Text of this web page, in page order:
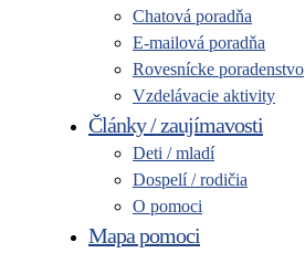
Chatová poradňa
E-mailová poradňa
Rovesnícke poradenstvo
Vzdelávacie aktivity
Články / zaujímavosti
Deti / mladí
Dospelí / rodičia
O pomoci
Mapa pomoci